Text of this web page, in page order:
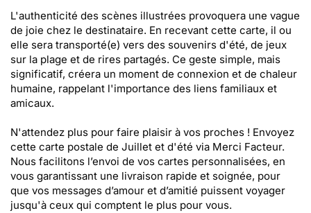
L'authenticité des scènes illustrées provoquera une vague
de joie chez le destinataire. En recevant cette carte, il ou
elle sera transporté(e) vers des souvenirs d'été, de jeux
sur la plage et de rires partagés. Ce geste simple, mais
significatif, créera un moment de connexion et de chaleur
humaine, rappelant l'importance des liens familiaux et
amicaux.
N'attendez plus pour faire plaisir à vos proches ! Envoyez
cette carte postale de Juillet et d'été via Merci Facteur.
Nous facilitons l’envoi de vos cartes personnalisées, en
vous garantissant une livraison rapide et soignée, pour
que vos messages d’amour et d’amitié puissent voyager
jusqu'à ceux qui comptent le plus pour vous.